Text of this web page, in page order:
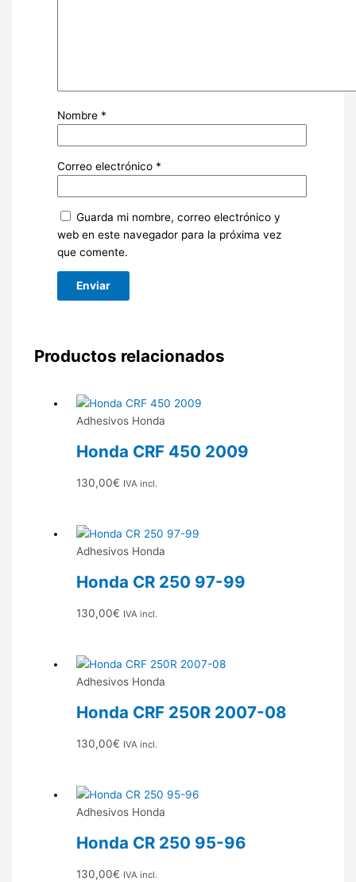
Nombre *
Correo electrónico *
Guarda mi nombre, correo electrónico y
web en este navegador para la próxima vez
que comente.
Productos relacionados
Adhesivos Honda
Honda CRF 450 2009
130,00€ IVA incl.
Adhesivos Honda
Honda CR 250 97-99
130,00€ IVA incl.
Adhesivos Honda
Honda CRF 250R 2007-08
130,00€ IVA incl.
Adhesivos Honda
Honda CR 250 95-96
130,00€ IVA incl.